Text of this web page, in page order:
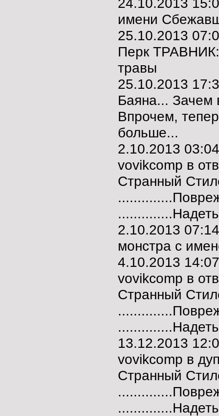
имени
25.10.2013
Перк
травы
25.10.2013
Баяна... Зачем
Впрочем,
больше...
2.10.2013
vovikcomp в
Странный
2.10.2013
монстра c
4.10.2013
vovikcomp в
Странный
13.12.2013
vovikcomp в
Странный